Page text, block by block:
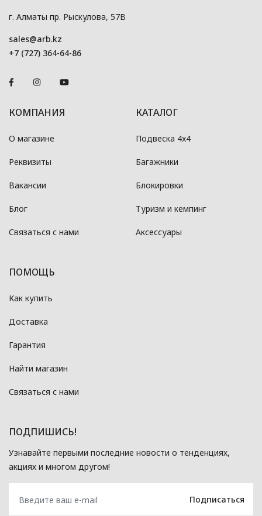
г. Алматы пр. Рыскулова, 57В
sales@arb.kz
+7 (727) 364-64-86
КОМПАНИЯ
О магазине
Реквизиты
Вакансии
Блог
Связаться с нами
КАТАЛОГ
Подвеска 4x4
Багажники
Блокировки
Туризм и кемпинг
Аксессуары
ПОМОЩЬ
Как купить
Доставка
Гарантия
Найти магазин
Связаться с нами
ПОДПИШИСЬ!
Узнавайте первыми последние новости о тенденциях,
акциях и многом другом!